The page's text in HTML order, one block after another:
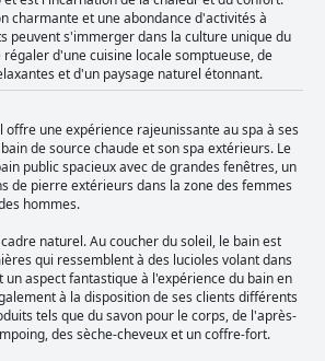
charmante et une abondance d'activités à
peuvent s'immerger dans la culture unique du
régaler d'une cuisine locale somptueuse, de
et d'un paysage naturel étonnant.
offre une expérience rajeunissante au spa à ses
de source chaude et son spa extérieurs. Le
public spacieux avec de grandes fenêtres, un
de pierre extérieurs dans la zone des femmes
hommes.
naturel. Au coucher du soleil, le bain est
qui ressemblent à des lucioles volant dans
un aspect fantastique à l'expérience du bain en
à la disposition de ses clients différents
tels que du savon pour le corps, de l'après-
des sèche-cheveux et un coffre-fort.